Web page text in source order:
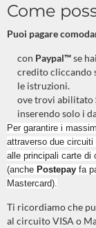
Come
Puoi pagare
con Paypal™se
credito cliccando
le istruzioni.
ove trovi abilitato
inserendo solo i
Per garantire i
attraverso due
alle principali carte di
(anche Postepay fa
Mastercard).
Ti ricordiamo che
al circuito VISA o